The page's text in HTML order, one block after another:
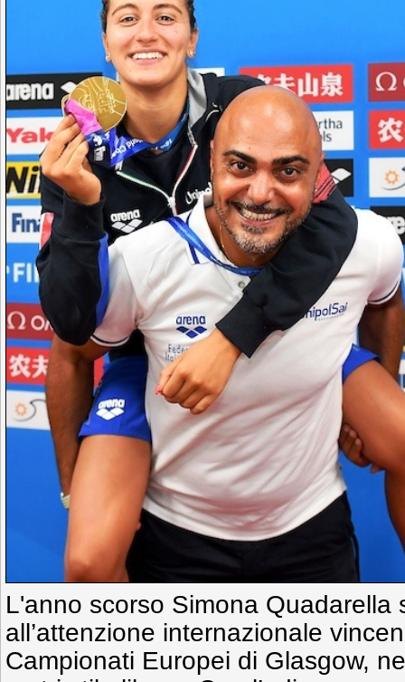
L'anno scorso Simona Quadarella
all’attenzione internazionale
Campionati Europei di Glasgow,